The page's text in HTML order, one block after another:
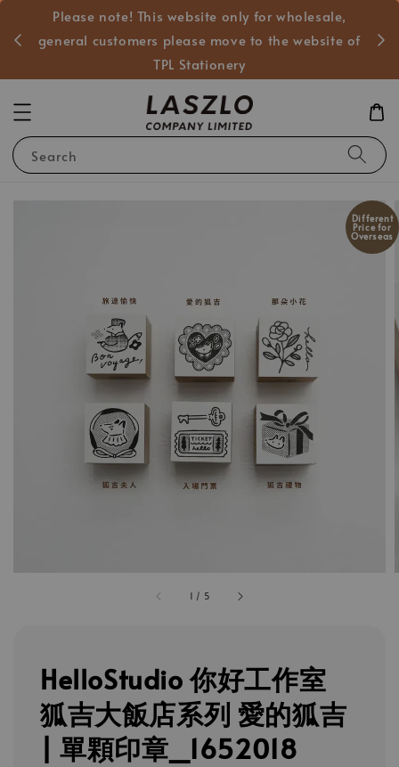
Please note! This website only for wholesale,
general customers please move to the website of
TPL Stationery
Search
1 / 5
Different
Price for
Overseas
HelloStudio 你好工作室
狐吉大飯店系列 愛的狐吉
| 單顆印章_1652018